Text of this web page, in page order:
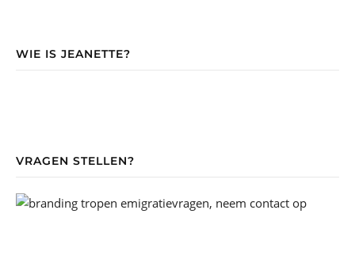
WIE IS JEANETTE?
VRAGEN STELLEN?